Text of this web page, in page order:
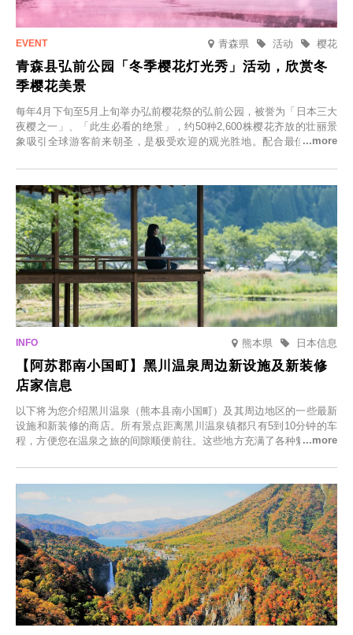
青森県 樱花
活动
青森县弘前公园「冬季樱花灯光秀」活动，欣赏冬
季樱花美景
每年4月下旬至5月上旬举办弘前樱花祭的弘前公园，被誉为「日本三大
夜樱之一」、「此生必看的绝景」，约50种2,600株樱花齐放的壮丽景
象吸引全球游客前来朝圣，是极受欢迎的观光胜地。配合最佳观雪时
「冬季樱花灯光秀」。
熊本県 日本信息
【阿苏郡南小国町】黑川温泉周边新设施及新装修
店家信息
以下将为您介绍黑川温泉（熊本县南小国町）及其周边地区的一些最新
设施和新装修的商店。所有景点距离黑川温泉镇都只有5到10分钟的车
程，方便您在温泉之旅的间隙顺便前往。这些地方充满了各种魅力，包
食材的餐厅。让您体验黑川温泉的全新乐趣。